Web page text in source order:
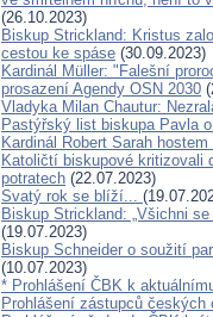
(26.10.2023)
Biskup Strickland: Kristus
cestou ke spáse (30.09.2023)
Kardinál Müller: "Falešní
prosazení Agendy OSN 2030
Vladyka Milan Chautur:
Pastýřský list biskupa Pavla
Kardinál Robert Sarah
Katoličtí biskupové kritizovali
potratech (22.07.2023)
Svatý rok se blíží...
Biskup Strickland: „Všichni
(19.07.2023)
Biskup Schneider o soužití
(10.07.2023)
* Prohlášení ČBK k
Prohlášení zástupců